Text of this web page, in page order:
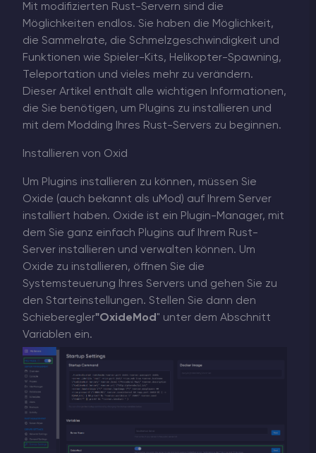
Mit modifizierten Rust-Servern sind die
Möglichkeiten endlos. Sie haben die Möglichkeit,
die Sammelrate, die Schmelzgeschwindigkeit und
Funktionen wie Spieler-Kits, Helikopter-Spawning,
Teleportation und vieles mehr zu verändern.
Dieser Artikel enthält alle wichtigen Informationen,
die Sie benötigen, um Plugins zu installieren und
mit dem Modding Ihres Rust-Servers zu beginnen.
Installieren von Oxid
Um Plugins installieren zu können, müssen Sie
Oxide (auch bekannt als uMod) auf Ihrem Server
installiert haben. Oxide ist ein Plugin-Manager, mit
dem Sie ganz einfach Plugins auf Ihrem Rust-
Server installieren und verwalten können. Um
Oxide zu installieren, öffnen Sie die
Systemsteuerung Ihres Servers und gehen Sie zu
den Starteinstellungen. Stellen Sie dann den
Schieberegler"OxideMod " unter dem Abschnitt
Variablen ein.